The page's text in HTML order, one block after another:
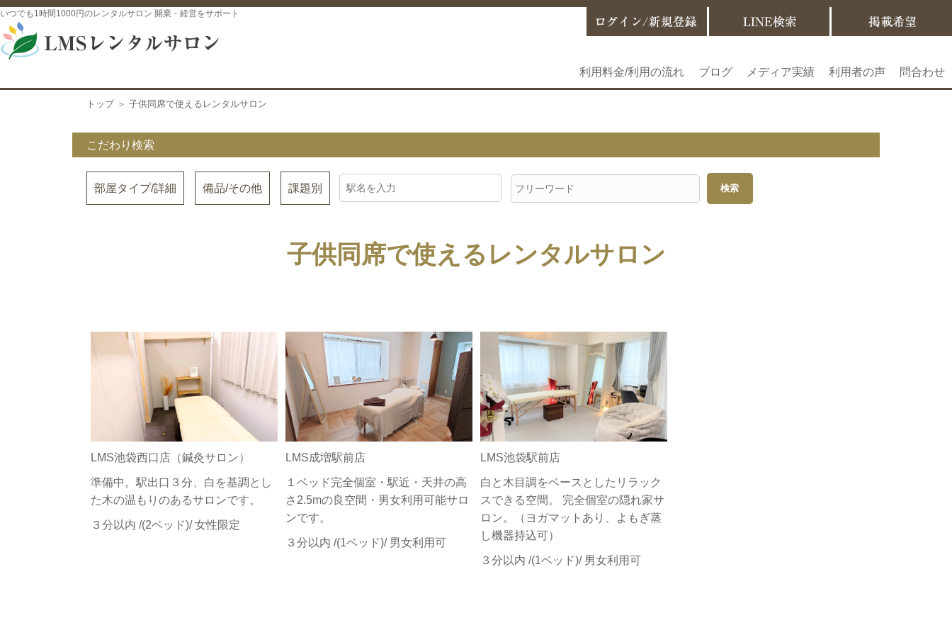
いつでも1時間1000円のレンタルサロン 開業・経営をサポート
利用料金/利用の流れ ブログ メディア実績 利用者の声 問合わせ
トップ＞ 子供同席で使えるレンタルサロン
こだわり検索
部屋タイプ/詳細 備品/その他 課題別
子供同席で使えるレンタルサロン
LMS池袋西口店（鍼灸サロン）
準備中。駅出口３分、白を基調とし
た木の温もりのあるサロンです。
３分以内 /(2ベッド)/ 女性限定
LMS成増駅前店
１ベッド完全個室・駅近・天井の高
さ2.5mの良空間・男女利用可能サロ
ンです。
３分以内 /(1ベッド)/ 男女利用可
LMS池袋駅前店
白と木目調をベースとしたリラック
スできる空間。 完全個室の隠れ家サ
ロン。（ヨガマットあり、よもぎ蒸
し機器持込可）
３分以内 /(1ベッド)/ 男女利用可